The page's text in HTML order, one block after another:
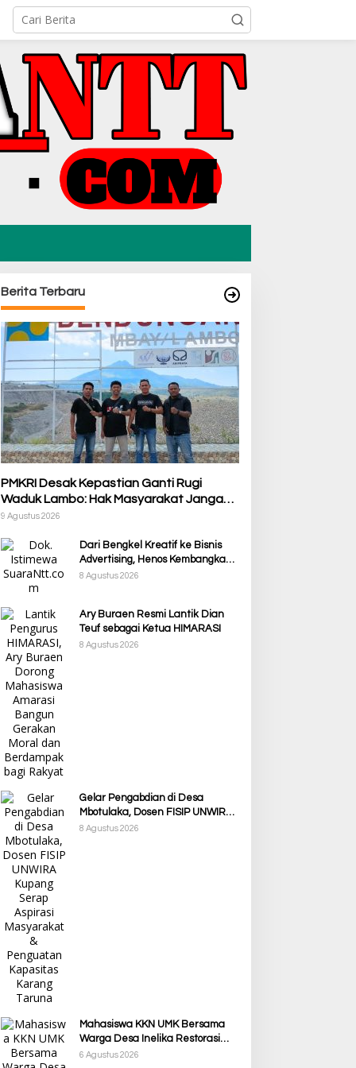
Berita Terbaru
PMKRI Desak Kepastian Ganti Rugi
Waduk Lambo: Hak Masyarakat Jangan
Dijadikan Korban Pembangunan PSN
9 Agustus 2026
Dari Bengkel Kreatif ke Bisnis
Advertising, Henos Kembangkan
Usaha Berkat KUR BRI
8 Agustus 2026
Ary Buraen Resmi Lantik Dian
Teuf sebagai Ketua HIMARASI
8 Agustus 2026
Gelar Pengabdian di Desa
Mbotulaka, Dosen FISIP UNWIRA
Kupang Serap Aspirasi
8 Agustus 2026
Mahasiswa KKN UMK Bersama
Warga Desa Inelika Restorasi
Talang Air Demi Kelancaran
6 Agustus 2026